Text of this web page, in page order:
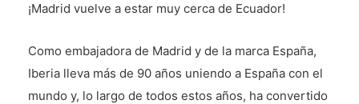
¡Madrid vuelve a estar muy cerca de Ecuador!
Como embajadora de Madrid y de la marca España,
Iberia lleva más de 90 años uniendo a España con el
mundo y, lo largo de todos estos años, ha convertido